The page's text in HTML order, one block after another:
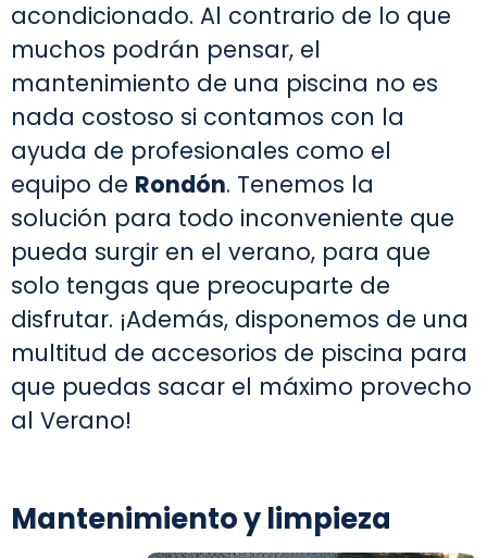
acondicionado. Al contrario de lo que
muchos podrán pensar, el
mantenimiento de una piscina no es
nada costoso si contamos con la
ayuda de profesionales como el
equipo de Rondón. Tenemos la
solución para todo inconveniente que
pueda surgir en el verano, para que
solo tengas que preocuparte de
disfrutar. ¡Además, disponemos de una
multitud de accesorios de piscina para
que puedas sacar el máximo provecho
al Verano!
Mantenimiento y limpieza